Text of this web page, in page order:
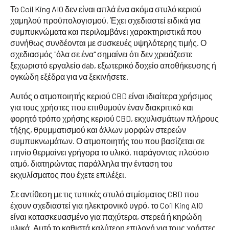
Το Coil King AIO δεν είναι απλά ένα ακόμα στυλό κεριού
χαμηλού προϋπολογισμού. Έχει σχεδιαστεί ειδικά για
συμπυκνώματα και περιλαμβάνει χαρακτηριστικά που
συνήθως συνδέονται με συσκευές υψηλότερης τιμής. Ο
σχεδιασμός "όλα σε ένα" σημαίνει ότι δεν χρειάζεστε
ξεχωριστό εργαλείο dab, εξωτερικό δοχείο αποθήκευσης ή
ογκώδη εξέδρα για να ξεκινήσετε.
Αυτός ο ατμοποιητής κεριού CBD είναι ιδιαίτερα χρήσιμος
για τους χρήστες που επιθυμούν έναν διακριτικό και
φορητό τρόπο χρήσης κεριού CBD, εκχυλισμάτων πλήρους
τήξης, θρυμματισμού και άλλων μορφών στερεών
συμπυκνωμάτων. Ο ατμοποιητής του που βασίζεται σε
πηνίο θερμαίνει γρήγορα το υλικό, παράγοντας πλούσιο
ατμό, διατηρώντας παράλληλα την ένταση του
εκχυλίσματος που έχετε επιλέξει.
Σε αντίθεση με τις τυπικές στυλό ατμίσματος CBD που
έχουν σχεδιαστεί για ηλεκτρονικό υγρό, το Coil King AIO
είναι κατασκευασμένο για παχύτερα, στερεά ή κηρώδη
υλικά. Αυτό το καθιστά καλύτερη επιλογή για τους χρήστες